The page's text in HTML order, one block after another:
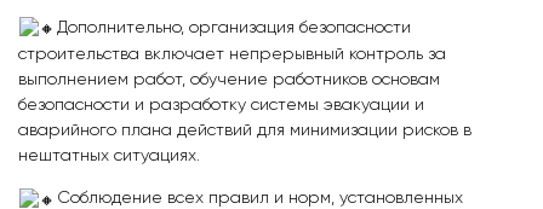
Дополнительно, организация безопасности
строительства включает непрерывный контроль за
выполнением работ, обучение работников основам
безопасности и разработку системы эвакуации и
аварийного плана действий для минимизации рисков в
нештатных ситуациях.
Соблюдение всех правил и норм, установленных